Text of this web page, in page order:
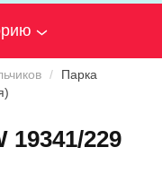
Парка
19341/229